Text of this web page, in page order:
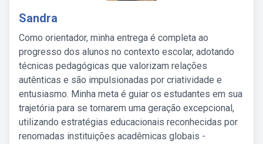
Sandra
Como orientador, minha entrega é completa ao
progresso dos alunos no contexto escolar, adotando
técnicas pedagógicas que valorizam relações
autênticas e são impulsionadas por criatividade e
entusiasmo. Minha meta é guiar os estudantes em sua
trajetória para se tornarem uma geração excepcional,
utilizando estratégias educacionais reconhecidas por
renomadas instituições acadêmicas globais -